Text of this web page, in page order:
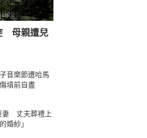
母親遭兒
音樂節遭哈馬
墳前自盡
妻 丈夫葬禮上
婚紗」